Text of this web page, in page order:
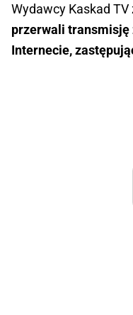
Wydawcy Kaskad TV
przerwali transmisję
Internecie,